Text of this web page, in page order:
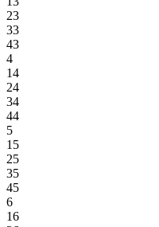
23
33
43
4
14
24
34
44
5
15
25
35
45
6
16